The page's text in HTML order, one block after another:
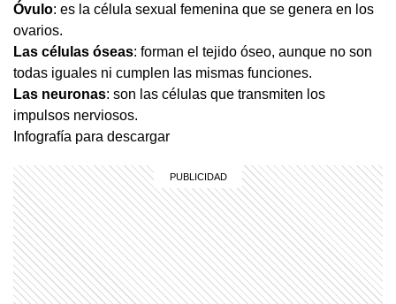
Óvulo: es la célula sexual femenina que se genera en los
ovarios.
Las células óseas: forman el tejido óseo, aunque no son
todas iguales ni cumplen las mismas funciones.
Las neuronas: son las células que transmiten los
impulsos nerviosos.
Infografía para descargar